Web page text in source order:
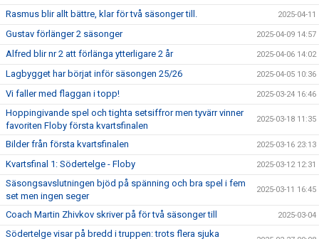
Rasmus blir allt bättre, klar för två säsonger till. 2025-04-11
Gustav förlänger 2 säsonger 2025-04-09 14:57
Alfred blir nr 2 att förlänga ytterligare 2 år 2025-04-06 14:02
Lagbygget har börjat inför säsongen 25/26 2025-04-05 10:36
Vi faller med flaggan i topp! 2025-03-24 16:46
Hoppingivande spel och tighta setsiffror men tyvärr vinner
favoriten Floby första kvartsfinalen
2025-03-18 11:35
Bilder från första kvartsfinalen 2025-03-16 23:13
Kvartsfinal 1: Södertelge - Floby 2025-03-12 12:31
Säsongsavslutningen bjöd på spänning och bra spel i fem
set men ingen seger
2025-03-11 16:45
Coach Martin Zhivkov skriver på för två säsonger till 2025-03-04
Södertelge visar på bredd i truppen: trots flera sjuka